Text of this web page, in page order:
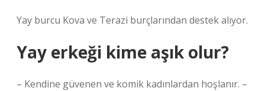
Yay burcu Kova ve Terazi burçlarından destek alıyor.
Yay erkeği kime aşık olur?
– Kendine güvenen ve komik kadınlardan hoşlanır. –